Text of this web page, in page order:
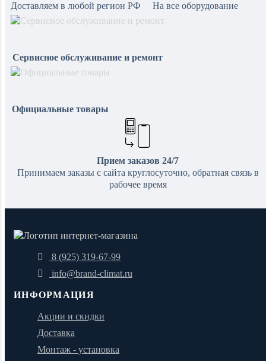
Доставляем в любой регион РФ
На все оборудование
Сервисное обслуживание и ремонт
Официальные товары
Прием заказов 24/7
Принимаем заказы с сайта круглосуточно, обратная связь в
рабочее время
8 (925) 319-67-99
info@brand-climat.ru
ИНФОРМАЦИЯ
Акции и скидки
Доставка
Монтаж - установка